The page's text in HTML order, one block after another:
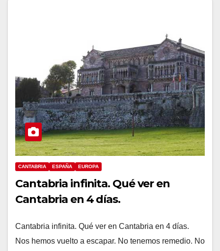
CANTABRIA ESPAÑA EUROPA
Cantabria infinita. Qué ver en
Cantabria en 4 días.
Cantabria infinita. Qué ver en Cantabria en 4 días.
Nos hemos vuelto a escapar. No tenemos remedio. No